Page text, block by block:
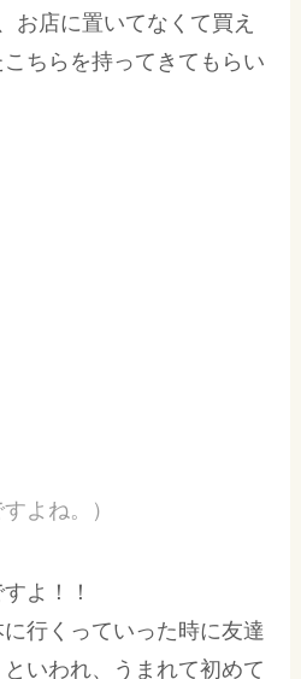
お店に置いてなくて買え
ちらを持ってきてもらい
よね。）
よ！！
行くっていった時に友達
いわれ、うまれて初めて